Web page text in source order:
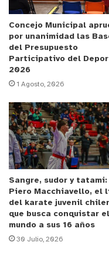
los del Campanil,
mañana tendrán
las caras, en
enfrentamientos,
condición de
En Primera
parejos, ya que
“cementeros” han
igualando en 5
en 4 lances, con 15
Y es en esta
triunfo como
Municipal de
En aquella ocasión,
Concejo Municipal
por unanimidad las
del Presupuesto
Participativo del
2026
1 Agosto, 2026
Sangre, sudor y tatami:
Piero Macchiavello, el
del karate juvenil
que busca conquistar el
mundo a sus 16 años
30 Julio, 2026